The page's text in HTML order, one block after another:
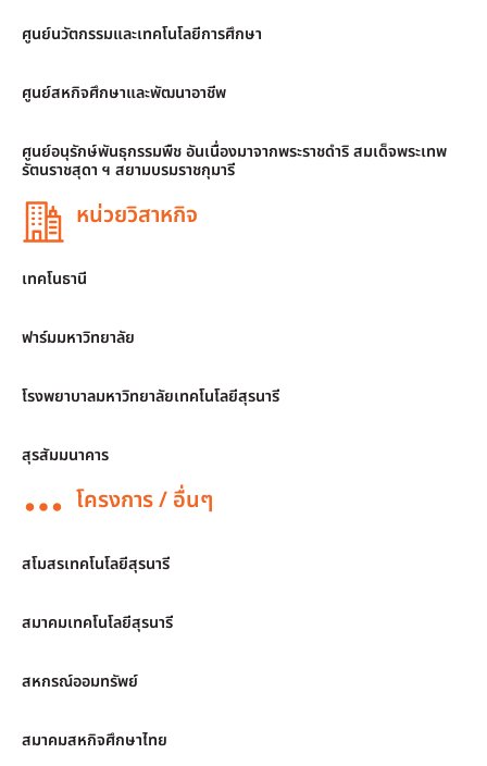
ศูนย์นวัตกรรมและเทคโนโลยีการศึกษา
ศูนย์สหกิจศึกษาและพัฒนาอาชีพ
ศูนย์อนุรักษ์พันธุกรรมพืช อันเนื่องมาจากพระราชดำริ สมเด็จพระเทพ
รัตนราชสุดา ฯ สยามบรมราชกุมารี
หน่วยวิสาหกิจ
เทคโนธานี
ฟาร์มมหาวิทยาลัย
โรงพยาบาลมหาวิทยาลัยเทคโนโลยีสุรนารี
สุรสัมมนาคาร
โครงการ / อื่นๆ
สโมสรเทคโนโลยีสุรนารี
สมาคมเทคโนโลยีสุรนารี
สหกรณ์ออมทรัพย์
สมาคมสหกิจศึกษาไทย